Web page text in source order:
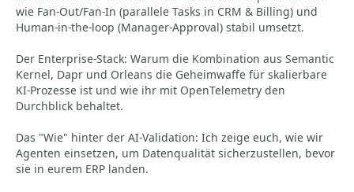
wie Fan-Out/Fan-In (parallele Tasks in CRM & Billing) und
Human-in-the-loop (Manager-Approval) stabil umsetzt.
Der Enterprise-Stack: Warum die Kombination aus Semantic
Kernel, Dapr und Orleans die Geheimwaffe für skalierbare
KI-Prozesse ist und wie ihr mit OpenTelemetry den
Durchblick behaltet.
Das "Wie" hinter der AI-Validation: Ich zeige euch, wie wir
Agenten einsetzen, um Datenqualität sicherzustellen, bevor
sie in eurem ERP landen.